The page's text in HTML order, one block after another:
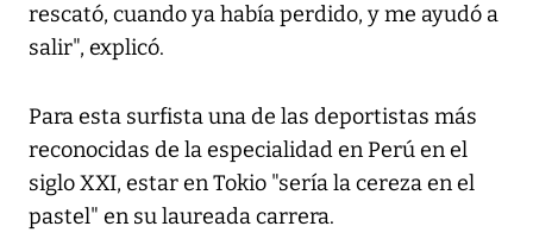
rescató, cuando ya había perdido, y me ayudó a
salir", explicó.
Para esta surfista una de las deportistas más
reconocidas de la especialidad en Perú en el
siglo XXI, estar en Tokio "sería la cereza en el
pastel" en su laureada carrera.